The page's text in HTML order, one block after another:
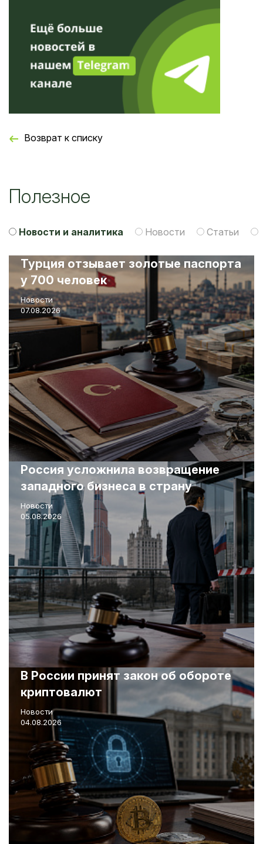
Возврат к списку
Полезное
Новости и аналитика Новости Статьи
Турция отзывает золотые паспорта
у 700 человек
Новости
07.08.2026
Россия усложнила возвращение
западного бизнеса в страну
Новости
05.08.2026
В России принят закон об обороте
криптовалют
Новости
04.08.2026